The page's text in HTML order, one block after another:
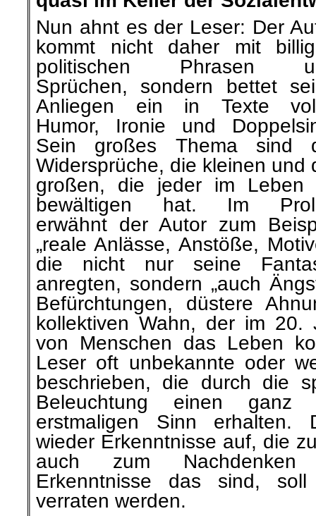
Nun ahnt es der Leser: Der
kommt nicht daher mit
politischen Phrasen
Sprüchen, sondern bettet
Anliegen ein in Texte
Humor, Ironie und
Sein großes Thema sind
Widersprüche, die kleinen und
großen, die jeder im Leben
bewältigen hat. Im
erwähnt der Autor zum
„reale Anlässe, Anstöße,
die nicht nur seine
anregten, sondern „auch
Befürchtungen, düstere
kollektiven Wahn, der im 20.
von Menschen das Leben
Leser oft unbekannte oder
beschrieben, die durch die
Beleuchtung einen
erstmaligen Sinn erhalten.
wieder Erkenntnisse auf, die
auch zum Nachdenken
Erkenntnisse das sind,
verraten werden.